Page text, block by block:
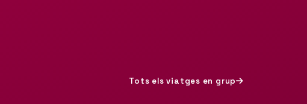
Tots els viatges en grup